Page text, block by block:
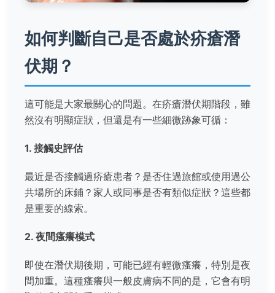
如何判斷自己是否處於疥瘡潛
伏期？
這可能是大家最關心的問題。在疥瘡潛伏期階段，雖
然沒有明顯症狀，但還是有一些細微跡象可循：
1. 接觸史評估
最近是否接觸過疥瘡患者？是否住過旅館或使用過公
共場所的床鋪？家人或同事是否有類似症狀？這些都
是重要的線索。
2. 夜間瘙癢模式
即使在潛伏期後期，可能已經有輕微瘙癢，特別是夜
間加重。這種瘙癢與一般皮膚病不同的是，它會有明